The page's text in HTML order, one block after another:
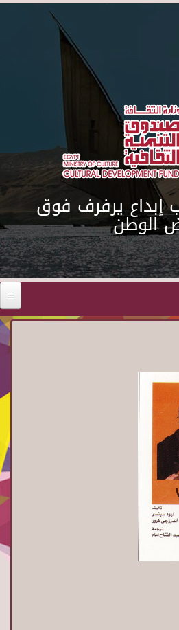
Skip to main content
إبداع يرفرف فوق
الوطن